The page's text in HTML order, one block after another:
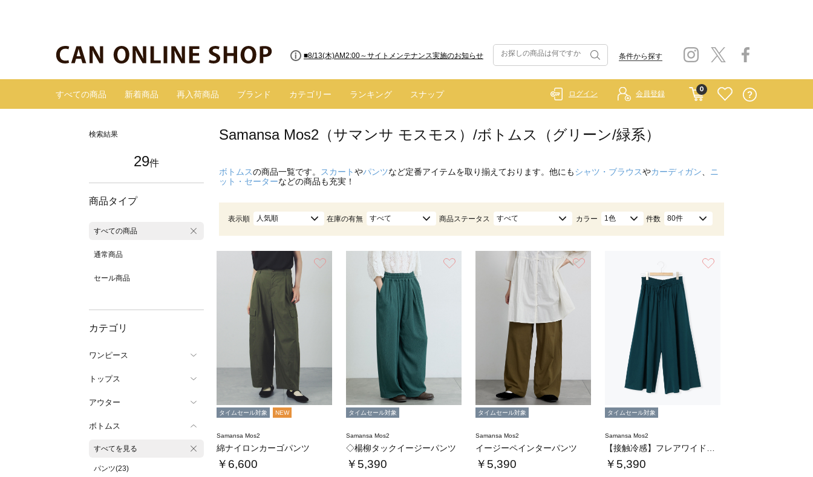
■【お知らせ】ヤマト運輸の配送遅延・停止について 条件から探す
すべての商品 新着商品 再入荷商品 ブランド カテゴリー ランキング スナップ
0
ログイン 会員登録
検索結果
29件
商品タイプ
すべての商品
通常商品
セール商品
カテゴリ
ワンピース
トップス
アウター
ボトムス
すべてを見る
パンツ(23)
Samansa Mos2（サマンサ モスモス）/ボトムス（グリーン/緑系）
ボトムスの商品一覧です。 スカートやパンツなど定番アイテムを取り揃えております。他にもシャツ・ブラウスやカーディガン
ニ
ット・セーターなどの商品も充実！
表示順 人気順 在庫の有無 すべて 商品ステータス すべて カラー 1色 件数 80件
タイムセール対象 NEW
Samansa Mos2
綿ナイロンカーゴパンツ
￥6,600
タイムセール対象
Samansa Mos2
◇楊柳タックイージーパンツ
￥5,390
タイムセール対象
Samansa Mos2
イージーペインターパンツ
￥5,390
タイムセール対象
Samansa Mos2
￥5,390